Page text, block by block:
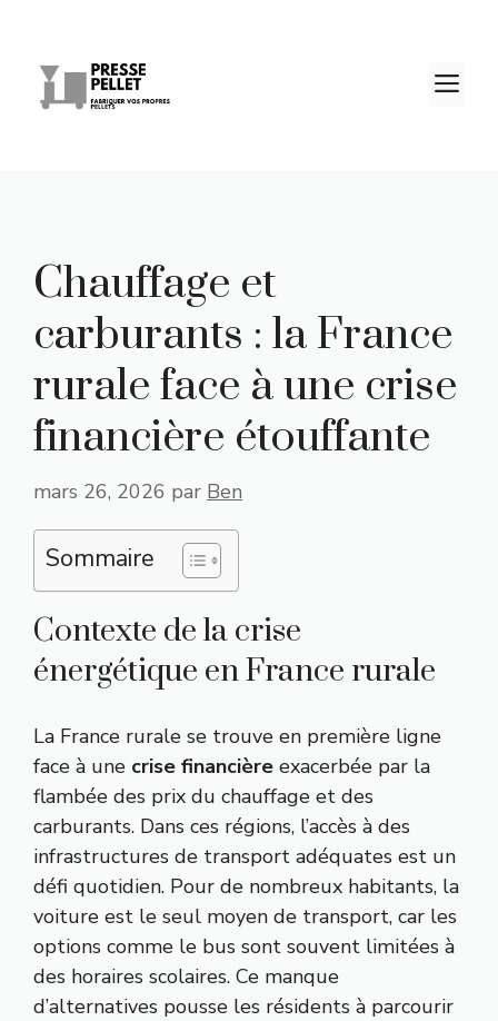
contenu
Chauffage et
carburants : la France
rurale face à une crise
financière étouffante
mars 26, 2026 par Ben
Sommaire
Contexte de la crise
énergétique en France rurale
La France rurale se trouve en première ligne
face à une crise financière exacerbée par la
flambée des prix du chauffage et des
carburants. Dans ces régions, l’accès à des
infrastructures de transport adéquates est un
défi quotidien. Pour de nombreux habitants, la
voiture est le seul moyen de transport, car les
options comme le bus sont souvent limitées à
des horaires scolaires. Ce manque
d’alternatives pousse les résidents à parcourir